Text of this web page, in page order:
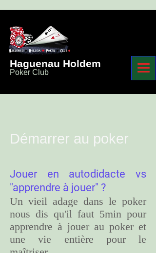
Haguenau Holdem
Poker Club
Démarrer au poker
Jouer en autodidacte vs
"apprendre à jouer" ?
Un vieil adage dans le poker
nous dis qu'il faut 5min pour
apprendre à jouer au poker et
une vie entière pour le